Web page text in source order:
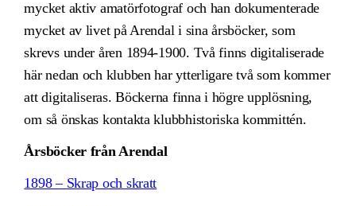
mycket aktiv amatörfotograf och han dokumenterade
mycket av livet på Arendal i sina årsböcker, som
skrevs under åren 1894-1900. Två finns digitaliserade
här nedan och klubben har ytterligare två som kommer
att digitaliseras. Böckerna finna i högre upplösning,
om så önskas kontakta klubbhistoriska kommittén.
Årsböcker från Arendal
1898 – Skrap och skratt